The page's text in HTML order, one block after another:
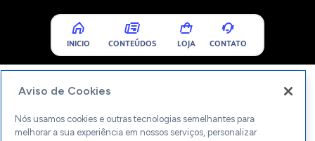
INICIO CONTEÚDOS LOJA CONTATO
Aviso de Cookies
Nós usamos cookies e outras tecnologias semelhantes para
melhorar a sua experiência em nossos serviços, personalizar